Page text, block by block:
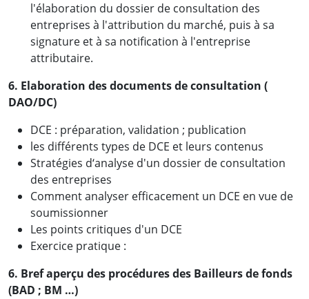
l'élaboration du dossier de consultation des
entreprises à l'attribution du marché, puis à sa
signature et à sa notification à l'entreprise
attributaire.
6. Elaboration des documents de consultation (
DAO/DC)
DCE : préparation, validation ; publication
les différents types de DCE et leurs contenus
Stratégies d‘analyse d'un dossier de consultation
des entreprises
Comment analyser efficacement un DCE en vue de
soumissionner
Les points critiques d'un DCE
Exercice pratique :
6. Bref aperçu des procédures des Bailleurs de fonds
(BAD ; BM …)